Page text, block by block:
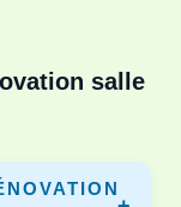
salle